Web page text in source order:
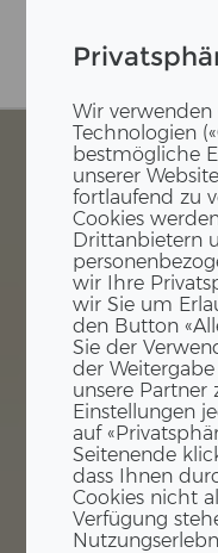
Wir
Technologien
bestmögliche
unserer
fortlaufend zu
Cookies
Drittanbietern
wir Ihre
wir Sie um
den Button
Sie der
der
unsere Partner
Einstellungen
auf
Seitenende
dass Ihnen
Cookies nicht
Verfügung